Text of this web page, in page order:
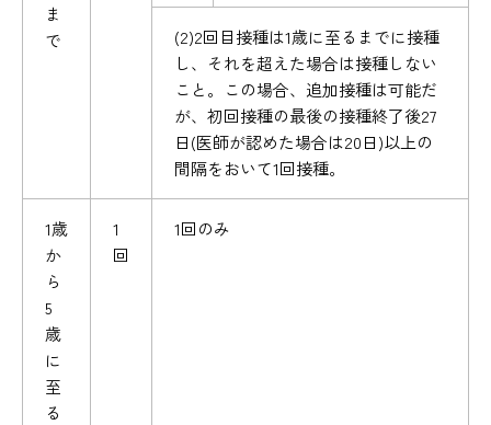
ま
で
(2)2回目接種は1歳に至るまでに接種
し、それを超えた場合は接種しない
こと。この場合、追加接種は可能だ
が、初回接種の最後の接種終了後27
日(医師が認めた場合は20日)以上の
間隔をおいて1回接種。
1歳
か
ら
5
歳
に
至
る
1
回
1回のみ